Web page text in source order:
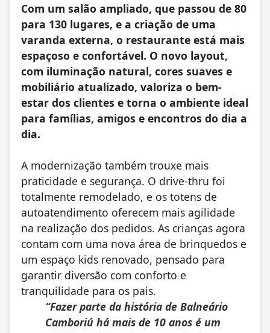
Com um salão ampliado, que passou de 80
para 130 lugares, e a criação de uma
varanda externa, o restaurante está mais
espaçoso e confortável. O novo layout,
com iluminação natural, cores suaves e
mobiliário atualizado, valoriza o bem-
estar dos clientes e torna o ambiente ideal
para famílias, amigos e encontros do dia a
dia.
A modernização também trouxe mais
praticidade e segurança. O drive-thru foi
totalmente remodelado, e os totens de
autoatendimento oferecem mais agilidade
na realização dos pedidos. As crianças agora
contam com uma nova área de brinquedos e
um espaço kids renovado, pensado para
garantir diversão com conforto e
tranquilidade para os pais.
“Fazer parte da história de Balneário
Camboriú há mais de 10 anos é um